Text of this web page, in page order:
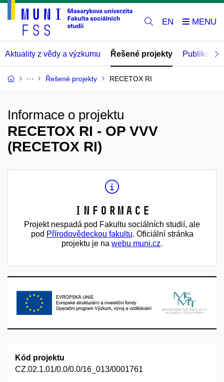
EN
Aktuality z vědy a výzkumu Řešené projekty Publikace
Řešené projekty RECETOX RI
Informace o projektu
RECETOX RI - OP VVV
(RECETOX RI)
Informace
Projekt nespadá pod Fakultu sociálních studií, ale
pod Přírodovědeckou fakultu. Oficiální stránka
projektu je na webu muni.cz.
Kód projektu
CZ.02.1.01/0.0/0.0/16_013/0001761